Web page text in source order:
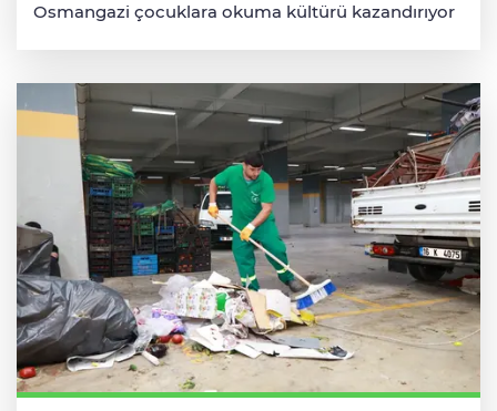
Osmangazi çocuklara okuma kültürü kazandırıyor